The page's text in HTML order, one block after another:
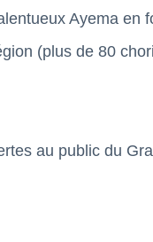
Ayema en
(plus de 80
au public du